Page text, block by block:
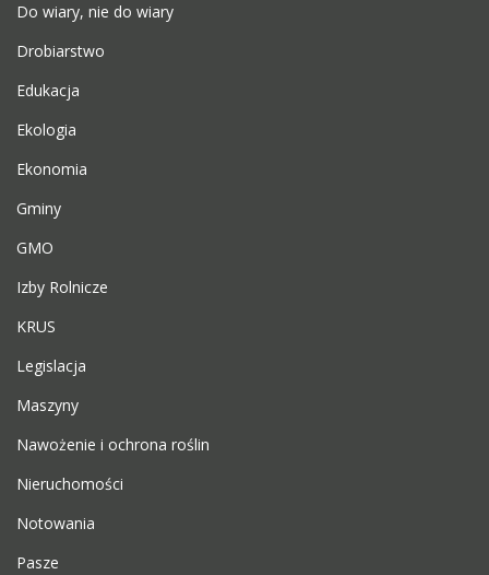
Do wiary, nie do wiary
Drobiarstwo
Edukacja
Ekologia
Ekonomia
Gminy
GMO
Izby Rolnicze
KRUS
Legislacja
Maszyny
Nawożenie i ochrona roślin
Nieruchomości
Notowania
Pasze